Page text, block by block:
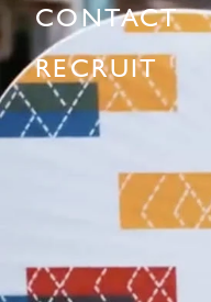
CONTACT
RECRUIT